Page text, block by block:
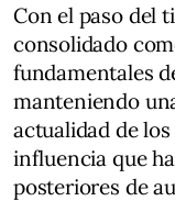
Con el paso del
consolidado
fundamentales
manteniendo
actualidad de
influencia que
posteriores de